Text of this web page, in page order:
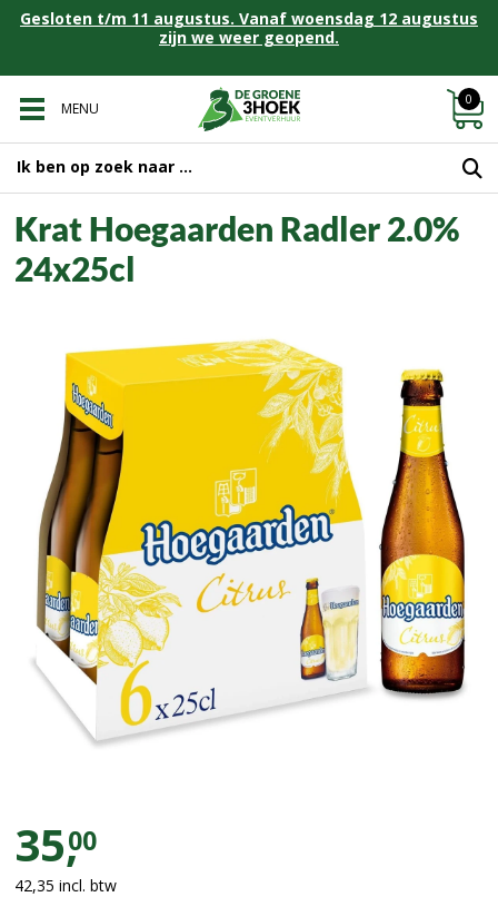
Gesloten t/m 11 augustus. Vanaf woensdag 12 augustus
zijn we weer geopend.
MENU
0
Krat Hoegaarden Radler 2.0%
24x25cl
Krat Hoegaarden Radler 2.0%
35,00
42,35 incl. btw